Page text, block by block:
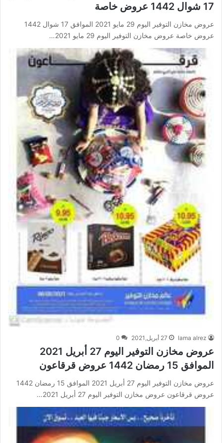
17 شوال 1442 عروض خاصة
عروض مخازن التوفير اليوم 29 مايو 2021 الموافق 17 شوال 1442
عروض خاصة عروض مخازن التوفير اليوم 29 مايو 2021…
lama alrez 27 أبريل,2021 0
عروض مخازن التوفير اليوم 27 أبريل 2021
الموافق 15 رمضان 1442 عروض قرقاعون
عروض مخازن التوفير اليوم 27 أبريل 2021 الموافق 15 رمضان 1442
عروض قرقاعون عروض مخازن التوفير اليوم 27 أبريل 2021…